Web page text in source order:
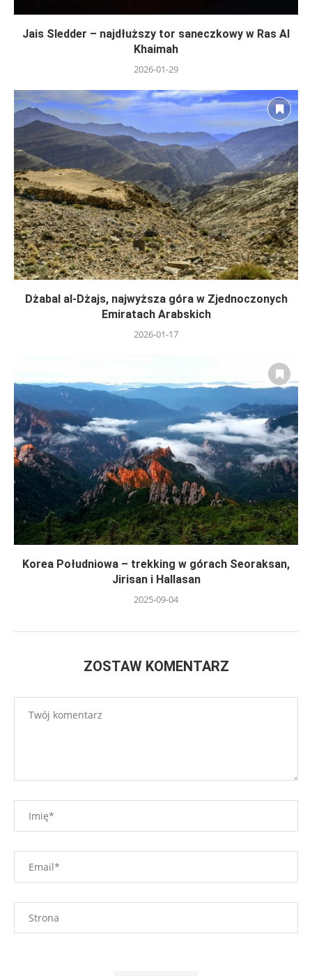
Jais Sledder – najdłuższy tor saneczkowy w Ras Al
Khaimah
2026-01-29
Dżabal al-Dżajs, najwyższa góra w Zjednoczonych
Emiratach Arabskich
2026-01-17
Korea Południowa – trekking w górach Seoraksan,
Jirisan i Hallasan
2025-09-04
ZOSTAW KOMENTARZ